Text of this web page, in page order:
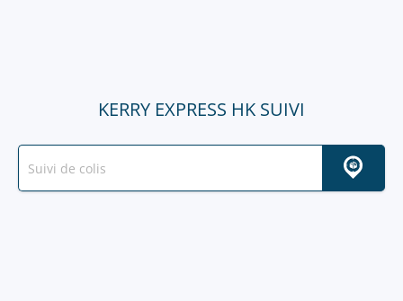
KERRY EXPRESS HK SUIVI